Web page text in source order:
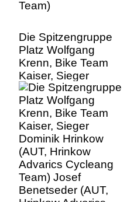
Die Spitzengruppe
Platz Wolfgang
Krenn, Bike Team
Kaiser, Sieger
Dominik Hrinkow
(AUT, Hrinkow
Advarics Cycleang
Team) Josef
Benetseder (AUT,
Hrinkow Advarics
Cycleang Team)